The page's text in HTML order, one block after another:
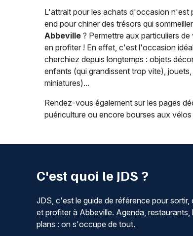
L'attrait pour les achats d'occasion n'est
end pour chiner des trésors qui
Abbeville ? Permettre aux particuliers
en profiter ! En effet, c'est l'occasion
cherchiez depuis longtemps : objets
enfants (qui grandissent trop vite),
miniatures)...
Rendez-vous également sur les pages
puériculture ou encore bourses aux vélos
C'est quoi le JDS ?
JDS, c'est le guide de référence pour sortir,
et profiter à Abbeville. Agenda, restaurants,
plans : on s'occupe de tout.